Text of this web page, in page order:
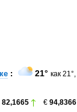
21° как 21°
82,1665 94,8366